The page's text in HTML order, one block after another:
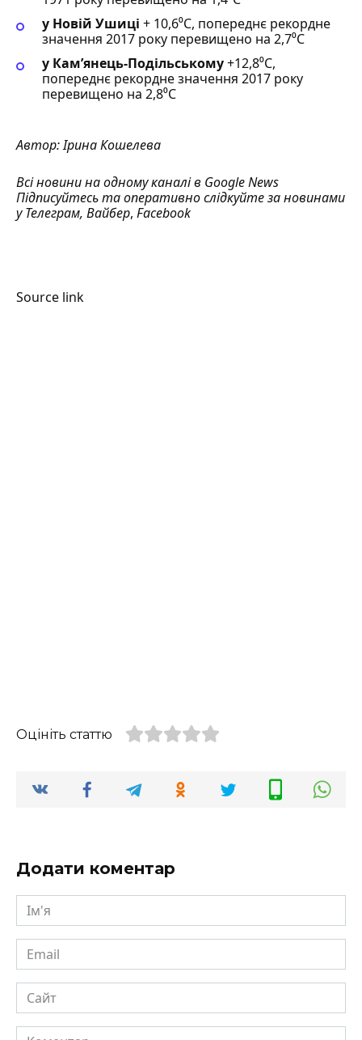
у Новій Ушиці + 10,6⁰С, попереднє рекордне
значення 2017 року перевищено на 2,7⁰С
у Камʼянець-Подільському+12,8⁰С,
попереднє рекордне значення 2017 року
перевищено на 2,8⁰С
Автор:Ірина Кошелева
Всі новини на одному каналі в Google News
Підписуйтесь та оперативно слідкуйте за новинами
уТелеграм, Вайбер, Facebook
Source link
Оцініть статтю
Додати коментар
Ім'я
Email
Сайт
Коментар